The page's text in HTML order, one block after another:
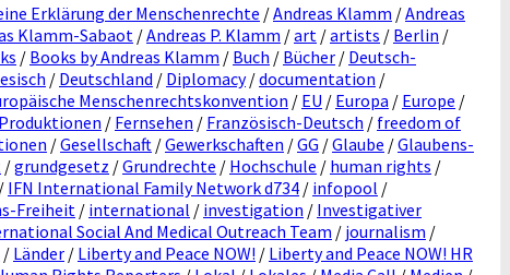
Erklärung der Menschenrechte /Andreas Klamm /Andreas
Klamm-Sabaot /Andreas P. Klamm /art /artists / Berlin /
/ Books by Andreas Klamm / Buch / Bücher / Deutsch-
/ Deutschland / Diplomacy/documentation /
Menschenrechtskonvention / EU / Europa / Europe /
/ Fernsehen / Französisch-Deutsch / freedom of
/Gesellschaft /Gewerkschaften /GG /Glaube /Glaubens-
/grundgesetz /Grundrechte / Hochschule / human rights /
IFN International Family Network d734 / infopool /
Freiheit / international / investigation / Investigativer
Social And Medical Outreach Team / journalism /
/ Länder / Liberty and Peace NOW! / Liberty and Peace NOW! HR